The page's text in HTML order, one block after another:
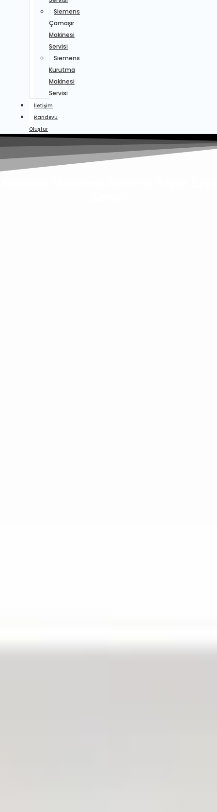
Siemens
Çamaşır
Makinesi
Servisi
Siemens
Kurutma
Makinesi
Servisi
İletişim
Randevu
Oluştur